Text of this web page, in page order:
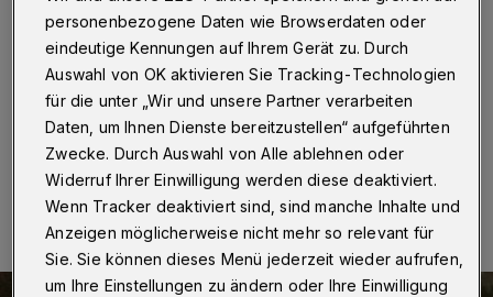
Wuppertal·Klaus-Peter Vosen, Pfarrer der Gemeinde
St. Antonius in Barmen, hat ein Buch über Theresia von
Lisieux geschrieben – und ihm den Titel „Eine von uns“
gegeben.
25.10.2020 , 10:00 Uhr Eine Minute Lesezeit
personenbezogene Daten wie Browserdaten oder
eindeutige Kennungen auf Ihrem Gerät zu. Durch
Auswahl von OK aktivieren Sie Tracking-Technologien
für die unter „Wir und unsere Partner verarbeiten
Daten, um Ihnen Dienste bereitzustellen“ aufgeführten
Zwecke. Durch Auswahl von Alle ablehnen oder
Widerruf Ihrer Einwilligung werden diese deaktiviert.
Wenn Tracker deaktiviert sind, sind manche Inhalte und
Anzeigen möglicherweise nicht mehr so relevant für
Sie. Sie können dieses Menü jederzeit wieder aufrufen,
um Ihre Einstellungen zu ändern oder Ihre Einwilligung